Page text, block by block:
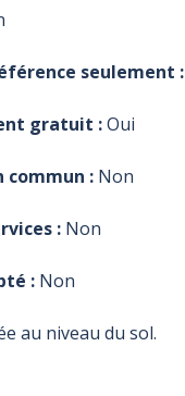
seulement :
gratuit :Oui
commun : Non
: Non
: Non
au niveau du sol.